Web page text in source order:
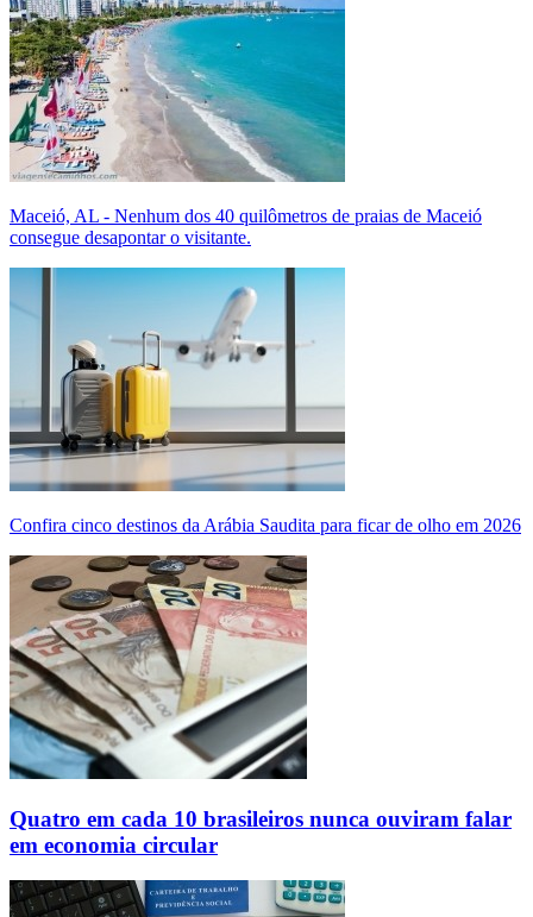
Maceió, AL - Nenhum dos 40 quilômetros de praias de Maceió
consegue desapontar o visitante.
Confira cinco destinos da Arábia Saudita para ficar de olho em 2026
Quatro em cada 10 brasileiros nunca ouviram falar
em economia circular